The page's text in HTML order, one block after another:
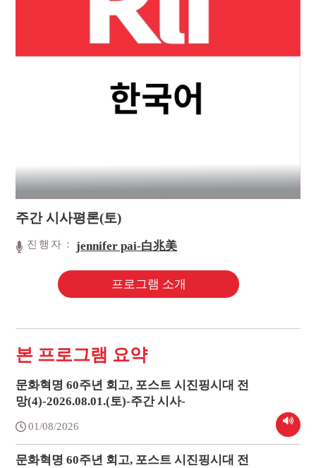
주간 시사평론(토)
진행자： jennifer pai-白兆美
프로그램 소개
본 프로그램 요약
문화혁명 60주년 회고, 포스트 시진핑시대 전
망(4)-2026.08.01.(토)-주간 시사-
01/08/2026
문화혁명 60주년 회고, 포스트 시진핑시대 전